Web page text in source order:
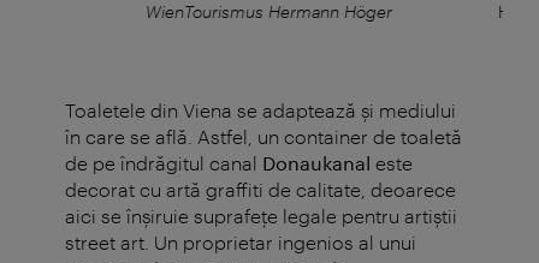
WienTourismus Hermann Höger
Toaletele din Viena se adaptează și mediului
în care se află. Astfel, un container de toaletă
de pe îndrăgitul canal Donaukanal este
decorat cu artă graffiti de calitate, deoarece
aici se înșiruie suprafețe legale pentru artiștii
street art. Un proprietar ingenios al unui